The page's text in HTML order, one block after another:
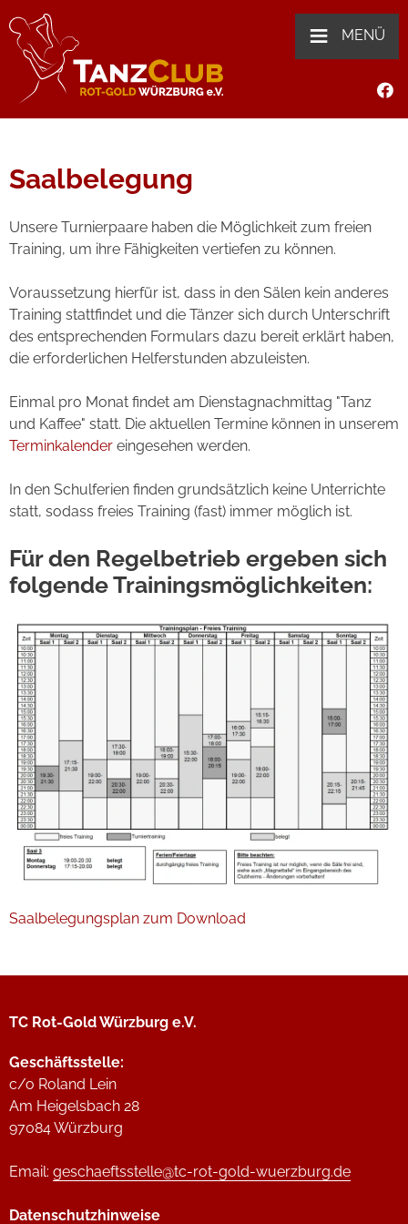
≡ MENÜ
Saalbelegung
Unsere Turnierpaare haben die Möglichkeit zum freien
Training, um ihre Fähigkeiten vertiefen zu können.
Voraussetzung hierfür ist, dass in den Sälen kein anderes
Training stattfindet und die Tänzer sich durch Unterschrift
des entsprechenden Formulars dazu bereit erklärt haben,
die erforderlichen Helferstunden abzuleisten.
Einmal pro Monat findet am Dienstagnachmittag "Tanz
und Kaffee" statt. Die aktuellen Termine können in unserem
Terminkalender eingesehen werden.
In den Schulferien finden grundsätzlich keine Unterrichte
statt, sodass freies Training (fast) immer möglich ist.
Für den Regelbetrieb ergeben sich
folgende Trainingsmöglichkeiten:
Saalbelegungsplan zum Download
TC Rot-Gold Würzburg e.V.
Geschäftsstelle:
c/o Roland Lein
Am Heigelsbach 28
97084 Würzburg
Email: geschaeftsstelle@tc-rot-gold-wuerzburg.de
Datenschutzhinweise